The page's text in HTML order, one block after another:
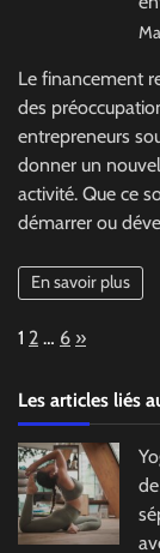
Le financement
des
entrepreneurs
donner un
activité. Que ce
démarrer ou
En savoir plus
Page:
1 2 … 6 Next
»
Les articles liés